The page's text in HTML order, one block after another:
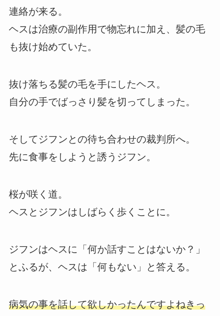
連絡が来る。
ヘスは治療の副作用で物忘れに加え、髪の毛
も抜け始めていた。
抜け落ちる髪の毛を手にしたヘス。
自分の手でばっさり髪を切ってしまった。
そしてジフンとの待ち合わせの裁判所へ。
先に食事をしようと誘うジフン。
桜が咲く道。
ヘスとジフンはしばらく歩くことに。
ジフンはヘスに「何か話すことはないか？」
とふるが、ヘスは「何もない」と答える。
病気の事を話して欲しかったんですよねきっ